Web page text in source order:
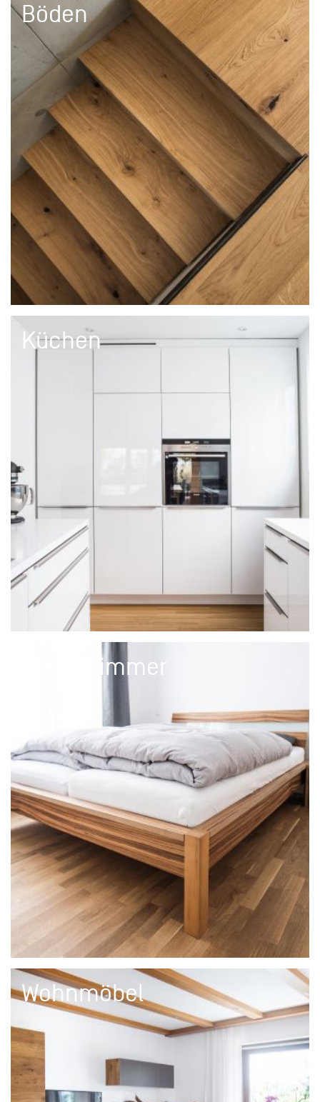
Böden
Küchen
Schlafzimmer
Wohnmöbel